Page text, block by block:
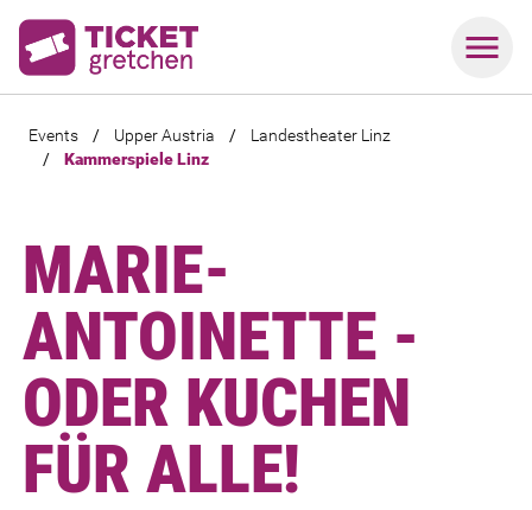
Events / Upper Austria /
Landestheater Linz
/
Kammerspiele Linz
MARIE-
ANTOINETTE -
ODER KUCHEN
FÜR ALLE!